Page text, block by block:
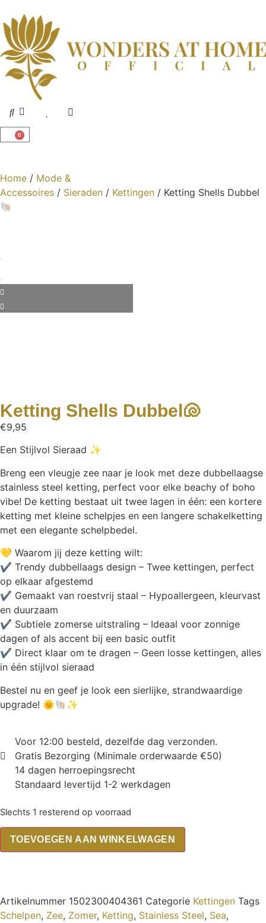
0
Home / Mode &
Accessoires / Sieraden / Kettingen / Ketting Shells Dubbel
🐚
Ketting Shells Dubbel🐚
€9,95
Een Stijlvol Sieraad ✨
Breng een vleugje zee naar je look met deze dubbellaagse
stainless steel ketting, perfect voor elke beachy of boho
vibe! De ketting bestaat uit twee lagen in één: een kortere
ketting met kleine schelpjes en een langere schakelketting
met een elegante schelpbedel.
💛 Waarom jij deze ketting wilt:
✔ Trendy dubbellaags design – Twee kettingen, perfect
op elkaar afgestemd
✔ Gemaakt van roestvrij staal – Hypoallergeen, kleurvast
en duurzaam
✔ Subtiele zomerse uitstraling – Ideaal voor zonnige
dagen of als accent bij een basic outfit
✔ Direct klaar om te dragen – Geen losse kettingen, alles
in één stijlvol sieraad
Bestel nu en geef je look een sierlijke, strandwaardige
upgrade! 🌞🐚✨
Voor 12:00 besteld, dezelfde dag verzonden.
Gratis Bezorging (Minimale orderwaarde €50)
14 dagen herroepingsrecht
Standaard levertijd 1-2 werkdagen
Slechts 1 resterend op voorraad
TOEVOEGEN AAN WINKELWAGEN
Artikelnummer 1502300404361 Categorie Kettingen Tags
Schelpen, Zee, Zomer, Ketting, Stainless Steel, Sea,